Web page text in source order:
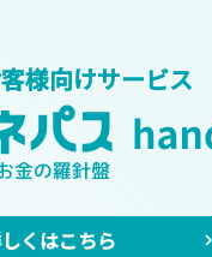
様向けサービス
くはこちら